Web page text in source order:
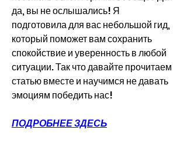
да, вы не ослышались! Я
подготовила для вас небольшой гид,
который поможет вам сохранить
спокойствие и уверенность в любой
ситуации. Так что давайте прочитаем
статью вместе и научимся не давать
эмоциям победить нас!
ПОДРОБНЕЕ ЗДЕСЬ